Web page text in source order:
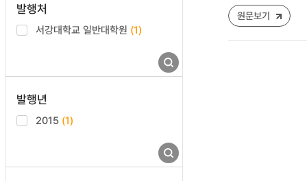
발행처
서강대학교 일반대학원 (1)
발행년
2015 (1)
원문보기